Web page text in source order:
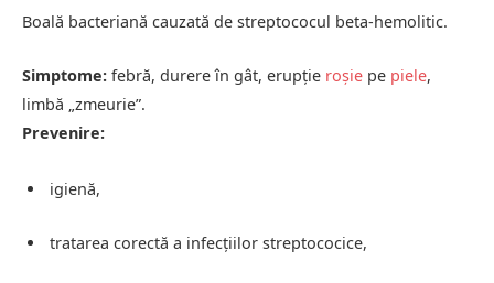
Boală bacteriană cauzată de streptococul beta-hemolitic.
Simptome: febră, durere în gât, erupție roșie pe piele,
limbă „zmeurie”.
Prevenire:
igienă,
tratarea corectă a infecțiilor streptococice,